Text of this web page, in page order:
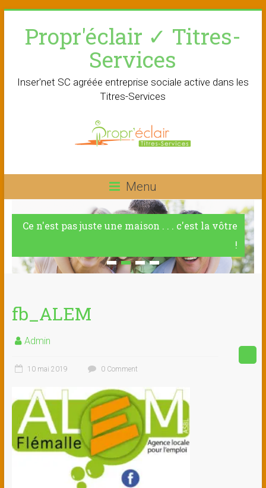
contentPropr'éclair ✓ Titres-
Services
Inser'net SC agréée entreprise sociale active dans les
Titres-Services
Menu
Ce n'est pas juste une maison . . . c'est la vôtre
!
fb_ALEM
Admin
10 mai 2019 0 Comment